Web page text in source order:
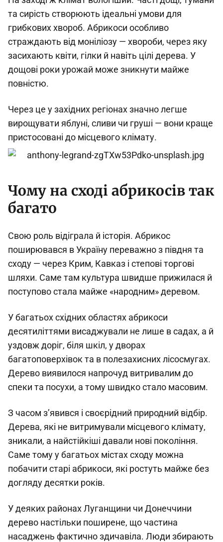
та сирість створюють ідеальні умови для
грибкових хвороб. Абрикоси особливо
страждають від моніліозу — хвороби, через яку
засихають квіти, гілки й навіть цілі дерева. У
дощові роки урожай може зникнути майже
повністю.
Через це у західних регіонах значно легше
вирощувати яблуні, сливи чи груші — вони краще
пристосовані до місцевого клімату.
Чому на сході абрикосів так
багато
Свою роль відіграла й історія. Абрикос
поширювався в Україну переважно з півдня та
сходу — через Крим, Кавказ і степові торгові
шляхи. Саме там культура швидше прижилася й
поступово стала майже «народним» деревом.
У багатьох східних областях абрикоси
десятиліттями висаджували не лише в садах, а й
уздовж доріг, біля шкіл, у дворах
багатоповерхівок та в полезахисних лісосмугах.
Дерево виявилося напрочуд витривалим до
спеки та посухи, а тому швидко стало масовим.
З часом з’явився і своєрідний природний відбір.
Дерева, які не витримували місцевого клімату,
зникали, а найстійкіші давали нові покоління.
Саме тому у багатьох містах сходу можна
побачити старі абрикоси, які ростуть майже без
догляду десятки років.
У деяких районах Луганщини чи Донеччини
дерево настільки поширене, що частина
насаджень фактично здичавіла. Люди збирають